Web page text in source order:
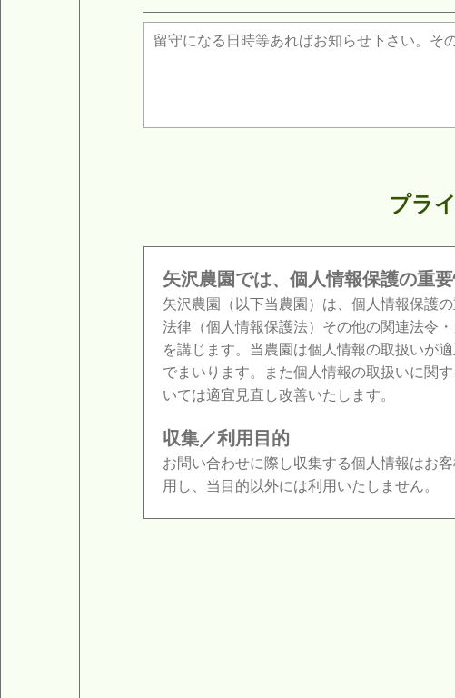
プラ
矢沢農園では、個人情報保護の重
矢沢農園（以下当農園）は、個人情報保護
法律（個人情報保護法）その他の関連法令
を講じます。当農園は個人情報の取扱いが
でまいります。また個人情報の取扱いに関
いては適宜見直し改善いたします。
収集／利用目的
お問い合わせに際し収集する個人情報はお
用し、当目的以外には利用いたしません。